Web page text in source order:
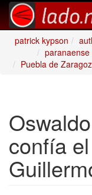
patrick kypson
paranaense
Puebla de
confía